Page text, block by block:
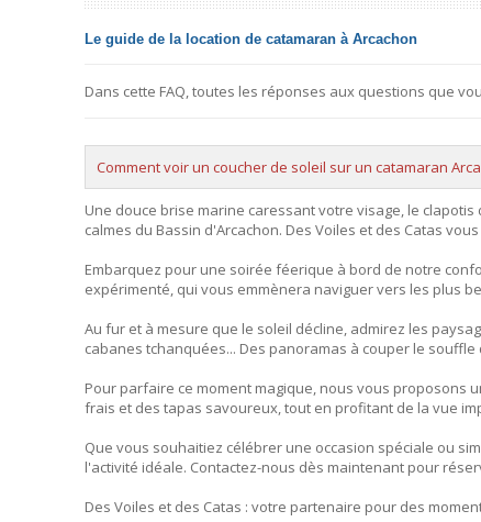
Le guide de la location de catamaran à Arcachon
Dans cette FAQ, toutes les réponses aux questions que
Comment voir un coucher de soleil sur un catamaran
Une douce brise marine caressant votre visage, le
calmes du Bassin d'Arcachon. Des Voiles et des Catas
Embarquez pour une soirée féerique à bord de notre
expérimenté, qui vous emmènera naviguer vers les plus
Au fur et à mesure que le soleil décline, admirez les
cabanes tchanquées... Des panoramas à couper le
Pour parfaire ce moment magique, nous vous proposons
frais et des tapas savoureux, tout en profitant de la vue
Que vous souhaitiez célébrer une occasion spéciale ou
l'activité idéale. Contactez-nous dès maintenant pour
Des Voiles et des Catas : votre partenaire pour des